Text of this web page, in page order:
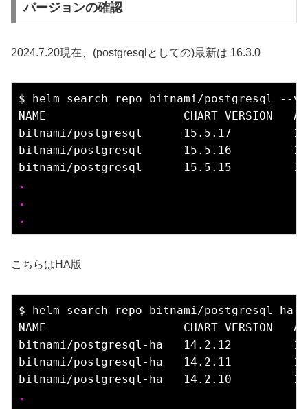
バージョンの確認
2024.7.20現在、(postgresqlとしての)最新は 16.3.0
$ helm search repo bitnami/postgresql --
NAME                    CHART
bitnami/postgresql      15.5.17
bitnami/postgresql      15.5.16
.
.
.
こちらはHA版
$ helm search repo bitnami/postgresql-ha
NAME                    CHART
bitnami/postgresql-ha   14.2.12
bitnami/postgresql-ha   14.2.11
.